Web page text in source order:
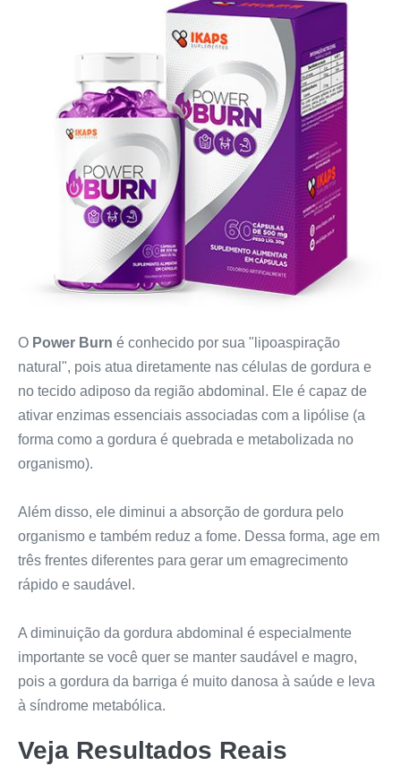
O Power Burn é conhecido por sua "lipoaspiração
natural", pois atua diretamente nas células de gordura e
no tecido adiposo da região abdominal. Ele é capaz de
ativar enzimas essenciais associadas com a lipólise (a
forma como a gordura é quebrada e metabolizada no
organismo).
Além disso, ele diminui a absorção de gordura pelo
organismo e também reduz a fome. Dessa forma, age em
três frentes diferentes para gerar um emagrecimento
rápido e saudável.
A diminuição da gordura abdominal é especialmente
importante se você quer se manter saudável e magro,
pois a gordura da barriga é muito danosa à saúde e leva
à síndrome metabólica.
Veja Resultados Reais